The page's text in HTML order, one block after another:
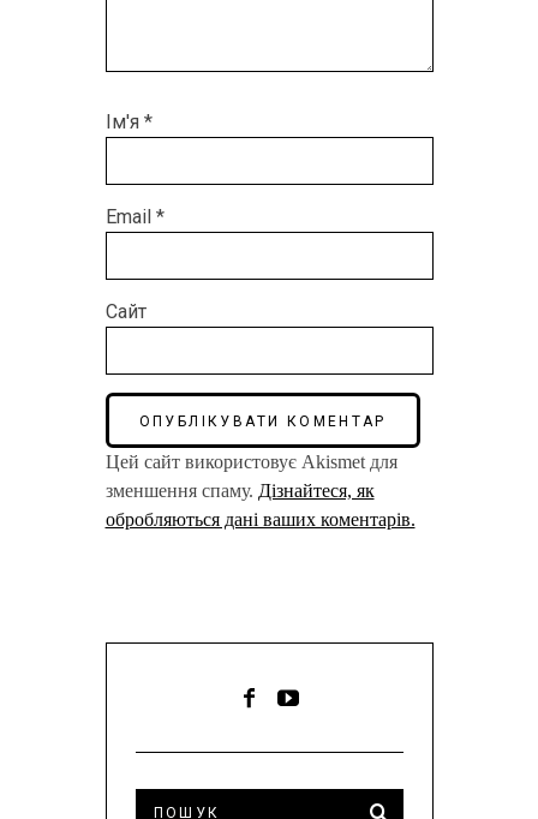
Ім'я *
Email *
Сайт
Цей сайт використовує Akismet для
зменшення спаму. Дізнайтеся, як
обробляються дані ваших коментарів.